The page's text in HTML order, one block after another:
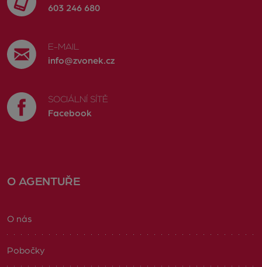
603 246 680
E-MAIL
info@zvonek.cz
SOCIÁLNÍ SÍTĚ
Facebook
O AGENTUŘE
O nás
Pobočky